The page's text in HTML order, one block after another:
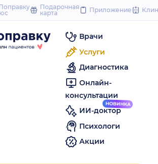
to
Закрыть
Подарочная
карта
Приложение
Врачи
Услуги
Диагностика
Онлайн-
консультации
ИИ-доктор
Психологи
Акции